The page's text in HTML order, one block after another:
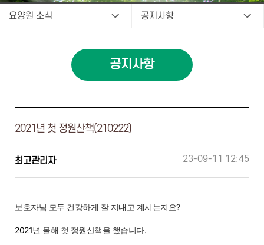
요양원 소식 공지사항
공지사항
2021년 첫 정원산책(210222)
최고관리자 23-09-11 12:45
보호자님 모두 건강하게 잘 지내고 계시는지요?
2021년 올해 첫 정원산책을 했습니다.